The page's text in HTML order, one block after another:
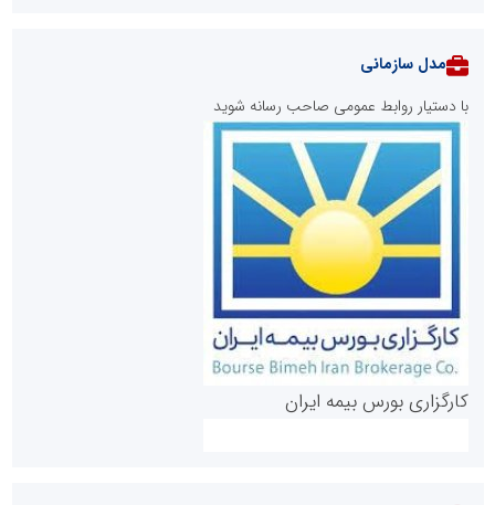
روابط عمومی خبرگزاری گزارش خبر
مدل سازمانی
با دستیار روابط عمومی صاحب رسانه شوید
کارگزاری بورس بیمه ایران